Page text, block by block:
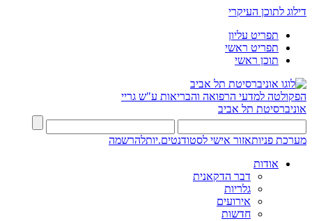
דילוג לתוכן העיקרי
תפריט עליון
תפריט ראשי
תוכן ראשי
הפקולטה למדעי הרפואה והבריאות ע"ש גריי
אוניברסיטת תל אביב
מערכת פניותאזור אישי לסטודנטים.יותלהרשמה
אודות
דבר הדקאנית
גלריות
אירועים
חדשות